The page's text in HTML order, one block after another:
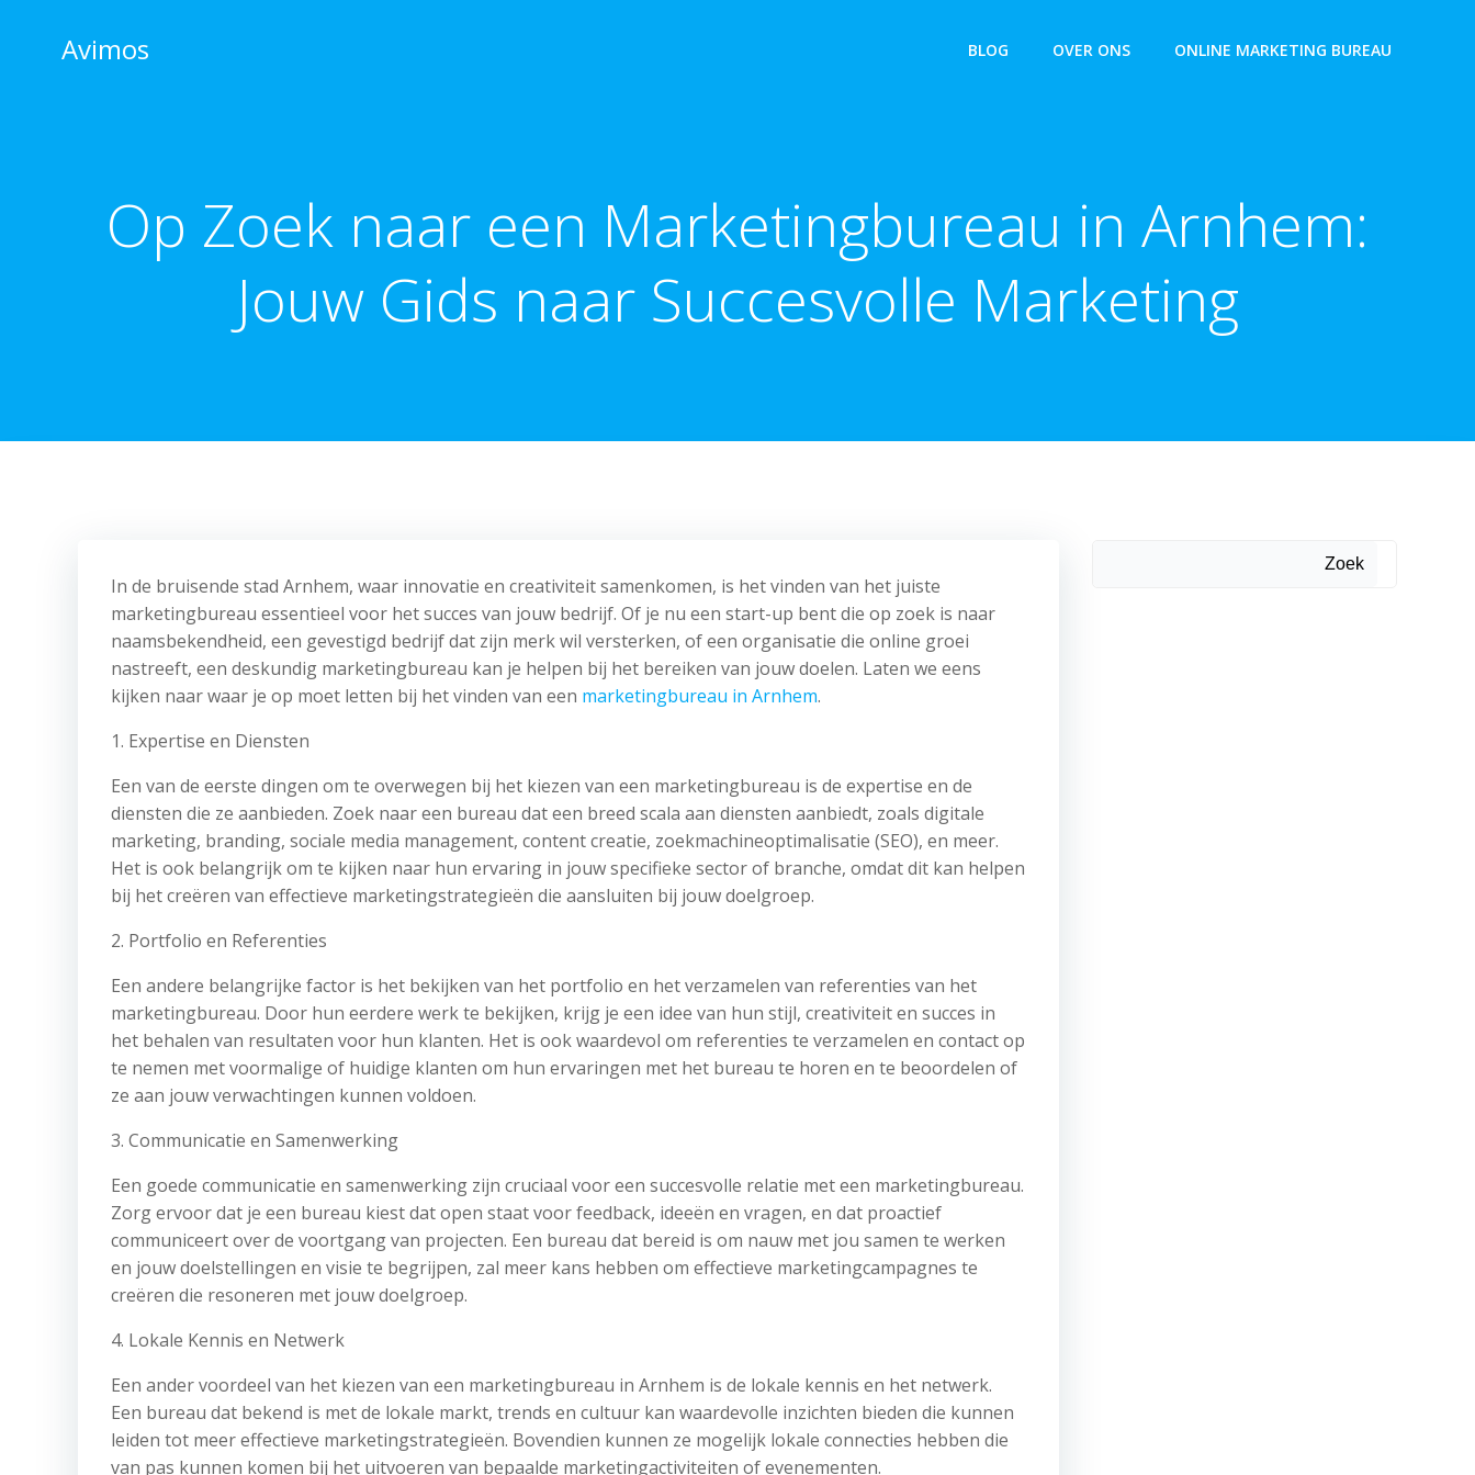
contentAvimos BLOG OVER ONS ONLINE MARKETING BUREAU
Op Zoek naar een Marketingbureau in Arnhem:
Jouw Gids naar Succesvolle Marketing
In de bruisende stad Arnhem, waar innovatie en creativiteit samenkomen, is het vinden van het juiste
marketingbureau essentieel voor het succes van jouw bedrijf. Of je nu een start-up bent die op zoek is naar
naamsbekendheid, een gevestigd bedrijf dat zijn merk wil versterken, of een organisatie die online groei
nastreeft, een deskundig marketingbureau kan je helpen bij het bereiken van jouw doelen. Laten we eens
kijken naar waar je op moet letten bij het vinden van een marketingbureau in Arnhem.
1. Expertise en Diensten
Een van de eerste dingen om te overwegen bij het kiezen van een marketingbureau is de expertise en de
diensten die ze aanbieden. Zoek naar een bureau dat een breed scala aan diensten aanbiedt, zoals digitale
marketing, branding, sociale media management, content creatie, zoekmachineoptimalisatie (SEO), en meer.
Het is ook belangrijk om te kijken naar hun ervaring in jouw specifieke sector of branche, omdat dit kan helpen
bij het creëren van effectieve marketingstrategieën die aansluiten bij jouw doelgroep.
2. Portfolio en Referenties
Een andere belangrijke factor is het bekijken van het portfolio en het verzamelen van referenties van het
marketingbureau. Door hun eerdere werk te bekijken, krijg je een idee van hun stijl, creativiteit en succes in
het behalen van resultaten voor hun klanten. Het is ook waardevol om referenties te verzamelen en contact op
te nemen met voormalige of huidige klanten om hun ervaringen met het bureau te horen en te beoordelen of
ze aan jouw verwachtingen kunnen voldoen.
3. Communicatie en Samenwerking
Een goede communicatie en samenwerking zijn cruciaal voor een succesvolle relatie met een marketingbureau.
Zorg ervoor dat je een bureau kiest dat open staat voor feedback, ideeën en vragen, en dat proactief
communiceert over de voortgang van projecten. Een bureau dat bereid is om nauw met jou samen te werken
en jouw doelstellingen en visie te begrijpen, zal meer kans hebben om effectieve marketingcampagnes te
creëren die resoneren met jouw doelgroep.
4. Lokale Kennis en Netwerk
Een ander voordeel van het kiezen van een marketingbureau in Arnhem is de lokale kennis en het netwerk.
Een bureau dat bekend is met de lokale markt, trends en cultuur kan waardevolle inzichten bieden die kunnen
leiden tot meer effectieve marketingstrategieën. Bovendien kunnen ze mogelijk lokale connecties hebben die
van pas kunnen komen bij het uitvoeren van bepaalde marketingactiviteiten of evenementen.
Zoek